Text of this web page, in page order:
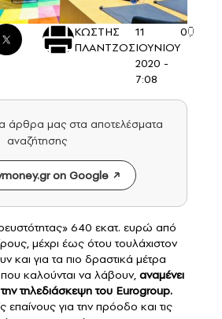
ΚΩΣΤΗΣ
ΠΛΑΝΤΖΟΣ
11
ΙΟΥΝΙΟΥ
2020 -
7:08
0
άρθρα μας στα αποτελέσματα
αναζήτησης
on Google
640 εκατ. ευρώ από
μέχρι έως ότου τουλάχιστον
και για τα πιο δραστικά μέτρα
καλούνται να λάβουν, αναμένει
τηλεδιάσκεψη του Eurogroup.
επαίνους για την πρόοδο και τις